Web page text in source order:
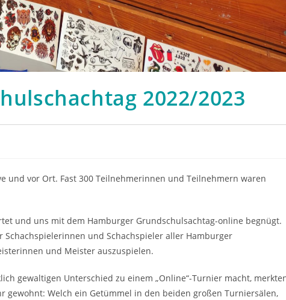
2022/2023
und vor Ort. Fast 300 Teilnehmerinnen und Teilnehmern waren
und uns mit dem Hamburger Grundschulsachtag-online begnügt.
und Schachspieler aller Hamburger
und Meister auszuspielen.
gewaltigen Unterschied zu einem „Online“-Turnier macht,
gewohnt: Welch ein Getümmel in den beiden großen Turniersälen,